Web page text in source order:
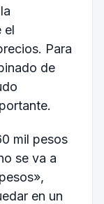
el
Para
de
mil pesos
se va a
en un